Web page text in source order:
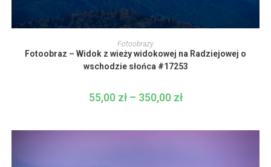
WYBIERZ OPCJE
produkt
ma
wiele
wariantów.
na
Fotoobrazy
Fotoobraz – Widok z wieży widokowej na Radziejowej o
wschodzie słońca #17253
55,00 zł – 350,00 złZakres
cen:
do